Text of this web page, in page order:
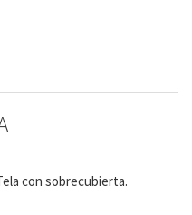
con sobrecubierta.